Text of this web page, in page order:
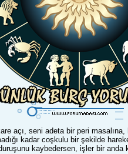
açı, seni adeta bir peri
kadar coşkulu bir şekilde
kaybedersen, işler bir anda